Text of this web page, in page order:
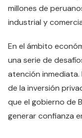
millones de
industrial y
En el ámbito
una serie de
atención inmediata.
de la inversión
que el gobierno de
generar confianza